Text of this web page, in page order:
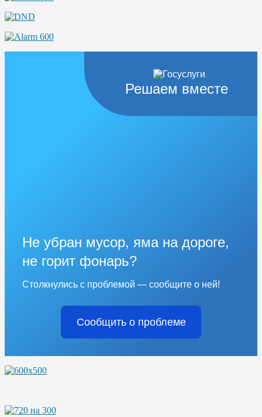
Решаем вместе
Не убран мусор, яма на дороге,
не горит фонарь?
Столкнулись с проблемой — сообщите о ней!
Сообщить о проблеме